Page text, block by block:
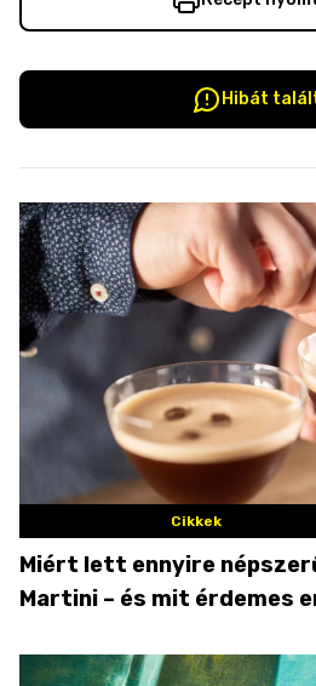
Hibát
Cikkek
Miért lett ennyire
Martini – és mit érdemes